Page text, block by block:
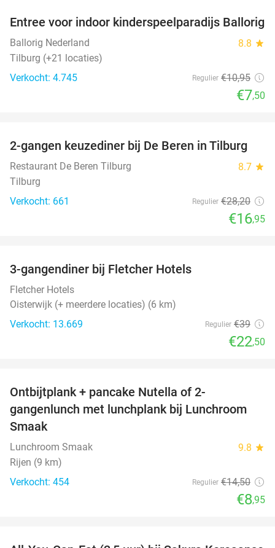
32%
Entree voor indoor kinderspeelparadijs Ballorig
Ballorig Nederland 8.8 star
Tilburg (+21 locaties)
Verkocht: 4.745
Regulier €10,95
€7,50
40%
2-gangen keuzediner bij De Beren in Tilburg
Restaurant De Beren Tilburg 8.7 star
Tilburg
Verkocht: 661
Regulier €28,20
€16,95
3-gangendiner bij Fletcher Hotels
Fletcher Hotels
Oisterwijk (+ meerdere locaties) (6 km)
Verkocht: 13.669
Regulier €39
€22,50
Ontbijtplank + pancake Nutella of 2-
gangenlunch met lunchplank bij Lunchroom
Smaak
Lunchroom Smaak 9.8 star
Rijen (9 km)
Verkocht: 454
Regulier €14,50
€8,95